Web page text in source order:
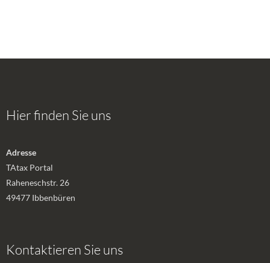
Hier finden Sie uns
Adresse
TAtax Portal
Raheneschstr. 26
49477 Ibbenbüren
Kontaktieren Sie uns